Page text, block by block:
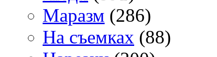
Маразм (286)
На съемках (88)